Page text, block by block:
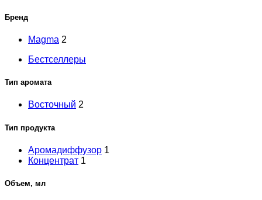
Бренд
Magma 2
Бестселлеры
Тип аромата
Восточный 2
Тип продукта
Аромадиффузор 1
Концентрат 1
Объем, мл